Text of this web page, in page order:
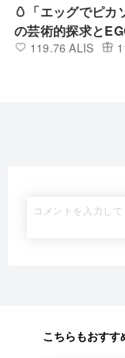
🥚「エッグでピカ
の芸術的探求と
たな舞台✨🎨
119.76 ALIS
こちらもおすす